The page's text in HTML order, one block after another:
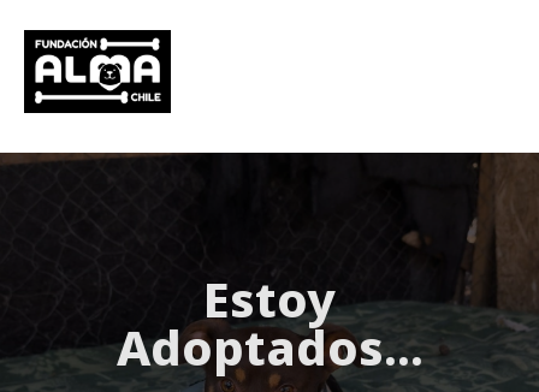
Estoy
Adoptados...